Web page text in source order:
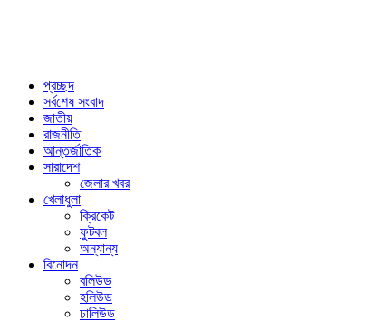
প্রচ্ছদ
সর্বশেষ সংবাদ
জাতীয়
রাজনীতি
আন্তর্জাতিক
সারাদেশ
জেলার খবর
খেলাধুলা
ক্রিকেট
ফুটবল
অন্যান্য
বিনোদন
বলিউড
হলিউড
ঢালিউড